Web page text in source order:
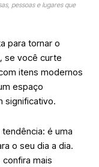
pessoas e lugares que
para tornar o
se você curte
itens modernos
espaço
significativo.
é uma
o seu dia a dia.
mais